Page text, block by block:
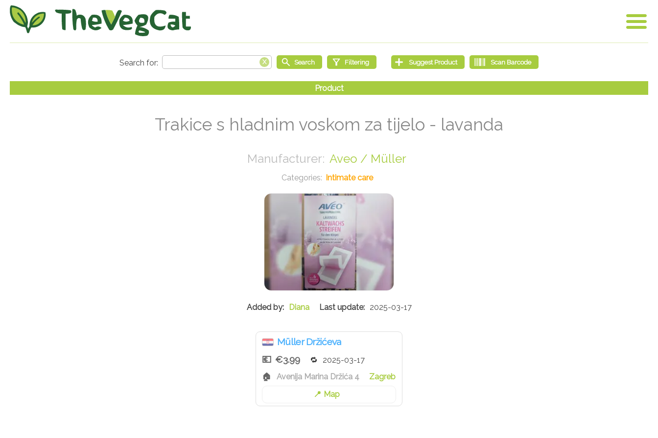
Trakice s hladnim voskom za tijelo - lavanda
Aveo / Müller
Intimate care
Diana 2025-03-17
Müller Držićeva
€3.99
2025-03-17
Avenija Marina Držića 4
Zagreb
Map